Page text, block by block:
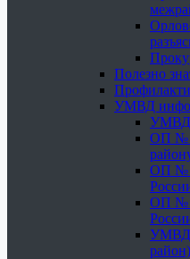
Полезно
УМВД
УМВД
ОП №
ОП №
ОП №
УМВД
район)